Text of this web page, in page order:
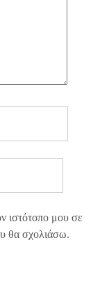
ιστότοπο μου σε
θα σχολιάσω.